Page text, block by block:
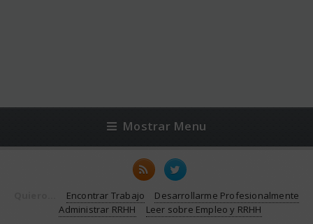
Mostrar Menu
Encontrar Trabajo
Desarrollarme Profesionalmente
Administrar RRHH
Leer sobre Empleo y RRHH